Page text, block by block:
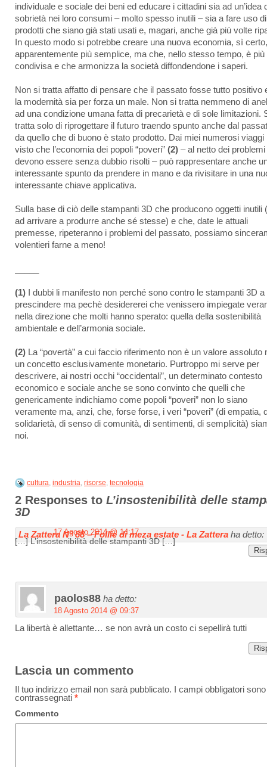
individuale e sociale dei beni ed educare i cittadini sia ad un’idea
sobrietà nei loro consumi – molto spesso inutili – sia a fare uso di
prodotti che siano già stati usati e, magari, anche già più volte
In questo modo si potrebbe creare una nuova economia, sì certo,
apparentemente più semplice, ma che, nello stesso tempo, è più
condivisa e che armonizza la società diffondendone i saperi.
Non si tratta affatto di pensare che il passato fosse tutto positivo
la modernità sia per forza un male. Non si tratta nemmeno di
ad una condizione umana fatta di precarietà e di sole limitazioni.
tratta solo di riprogettare il futuro traendo spunto anche dal
da quello che di buono è stato prodotto. Dai miei numerosi viaggi
visto che l’economia dei popoli “poveri” (2) – al netto dei
devono essere senza dubbio risolti – può rappresentare anche
interessante spunto da prendere in mano e da rivisitare in una
interessante chiave applicativa.
Sulla base di ciò delle stampanti 3D che producono oggetti inutili
ad arrivare a produrre anche sé stesse) e che, date le attuali
premesse, ripeteranno i problemi del passato, possiamo
volentieri farne a meno!
(1) I dubbi li manifesto non perché sono contro le stampanti 3D a
prescindere ma pechè desidererei che venissero impiegate
nella direzione che molti hanno sperato: quella della sostenibilità
ambientale e dell’armonia sociale.
(2) La “povertà” a cui faccio riferimento non è un valore assoluto
un concetto esclusivamente monetario. Purtroppo mi serve per
descrivere, ai nostri occhi “occidentali”, un determinato contesto
economico e sociale anche se sono convinto che quelli che
genericamente indichiamo come popoli “poveri” non lo siano
veramente ma, anzi, che, forse forse, i veri “poveri” (di empatia,
solidarietà, di senso di comunità, di sentimenti, di semplicità)
noi.
cultura, industria, risorse, tecnologia
2 Responses to L’insostenibilità delle
3D
La Zattera N° 88 – Follie di meza estate - La Zattera ha detto:
17 Agosto 2014 @ 14:17
[…] L’insostenibilità delle stampanti 3D […]
paolos88 ha detto:
18 Agosto 2014 @ 09:37
La libertà è allettante… se non avrà un costo ci sepellirà tutti
Lascia un commento
Il tuo indirizzo email non sarà pubblicato. I campi obbligatori sono
contrassegnati *
Commento